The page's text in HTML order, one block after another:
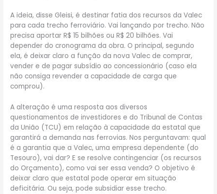
A ideia, disse Gleisi, é destinar fatia dos recursos da Valec
para cada trecho ferroviário. Vai lançando por trecho. Não
precisa aportar R$ 15 bilhões ou R$ 20 bilhões. Vai
depender do cronograma da obra. O principal, segundo
ela, é deixar claro a função da nova Valec de comprar,
vender e de pagar subsídio ao concessionário (caso ela
não consiga revender a capacidade de carga que
comprou).
A alteração é uma resposta aos diversos
questionamentos de investidores e do Tribunal de Contas
da União (TCU) em relação à capacidade da estatal que
garantirá a demanda nas ferrovias. Nos perguntavam: qual
é a garantia que a Valec, uma empresa dependente (do
Tesouro), vai dar? E se resolve contingenciar (os recursos
do Orçamento), como vai ser essa venda? O objetivo é
deixar claro que estatal pode operar em situação
deficitária. Ou seja, pode subsidiar esse trecho.